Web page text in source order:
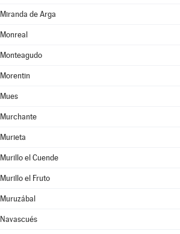
Miranda de Arga
Monreal
Monteagudo
Morentin
Mues
Murchante
Murieta
Murillo el Cuende
Murillo el Fruto
Muruzábal
Navascués